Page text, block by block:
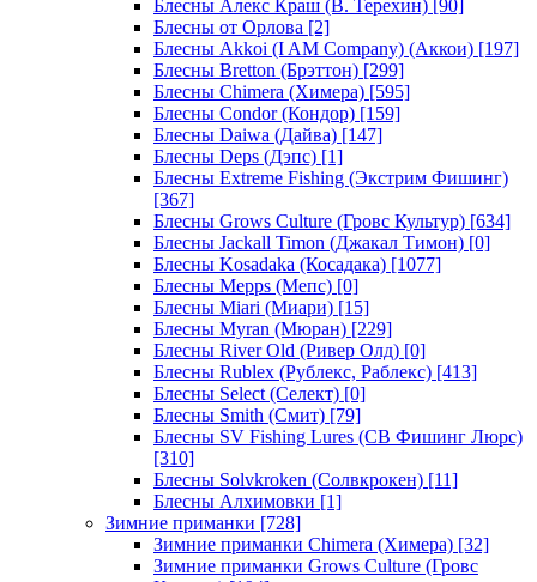
Блесны Алекс Краш (В. Терехин) [90]
Блесны от Орлова [2]
Блесны Akkoi (I AM Company) (Аккои) [197]
Блесны Bretton (Брэттон) [299]
Блесны Chimera (Химера) [595]
Блесны Condor (Кондор) [159]
Блесны Daiwa (Дайва) [147]
Блесны Deps (Дэпс) [1]
Блесны Extreme Fishing (Экстрим Фишинг)
[367]
Блесны Grows Culture (Гровс Культур) [634]
Блесны Jackall Timon (Джакал Тимон) [0]
Блесны Kosadaka (Косадака) [1077]
Блесны Mepps (Мепс) [0]
Блесны Miari (Миари) [15]
Блесны Myran (Мюран) [229]
Блесны River Old (Ривер Олд) [0]
Блесны Rublex (Рублекс, Раблекс) [413]
Блесны Select (Селект) [0]
Блесны Smith (Смит) [79]
Блесны SV Fishing Lures (СВ Фишинг Люрс)
[310]
Блесны Solvkroken (Солвкрокен) [11]
Блесны Алхимовки [1]
Зимние приманки [728]
Зимние приманки Chimera (Химера) [32]
Зимние приманки Grows Culture (Гровс